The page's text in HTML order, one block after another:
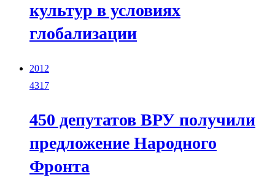
культур в условиях
глобализации
2012
4317
450 депутатов ВРУ получили
предложение Народного
Фронта